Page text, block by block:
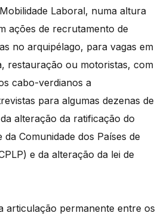
Laboral, numa altura
ações de recrutamento de
no arquipélago, para vagas em
restauração ou motoristas, com
cabo-verdianos a
para algumas dezenas de
alteração da ratificação do
Comunidade dos Países de
e da alteração da lei de
articulação permanente entre os